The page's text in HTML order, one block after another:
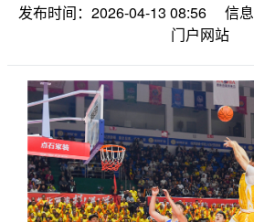
发布时间：2026-04-13 08:56
信
门户网站